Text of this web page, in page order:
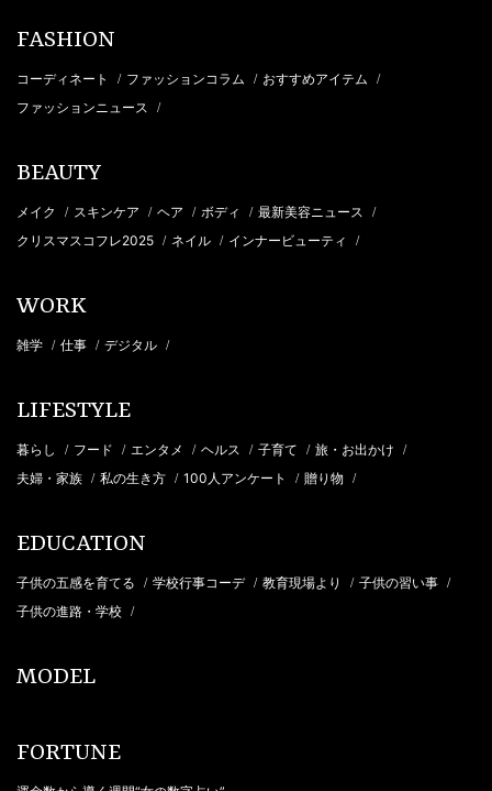
FASHION
コーディネート / ファッションコラム / おすすめアイテム /
ファッションニュース /
BEAUTY
メイク / スキンケア / ヘア / ボディ / 最新美容ニュース /
クリスマスコフレ2025 / ネイル / インナービューティ /
WORK
雑学 / 仕事 / デジタル /
LIFESTYLE
暮らし / フード / エンタメ / ヘルス / 子育て / 旅・お出かけ /
夫婦・家族 / 私の生き方 / 100人アンケート / 贈り物 /
EDUCATION
子供の五感を育てる / 学校行事コーデ / 教育現場より / 子供の習い事 /
子供の進路・学校 /
MODEL
FORTUNE